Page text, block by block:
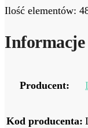
Ilość elementów:
Producent:
Kod producenta: